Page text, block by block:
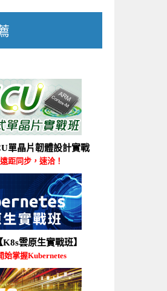
單晶片韌體設計實戰
距同步，速洽！
K8s雲原生實戰班】
始掌握Kubernetes